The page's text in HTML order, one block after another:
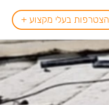
הצטרפות בעלי מקצוע +